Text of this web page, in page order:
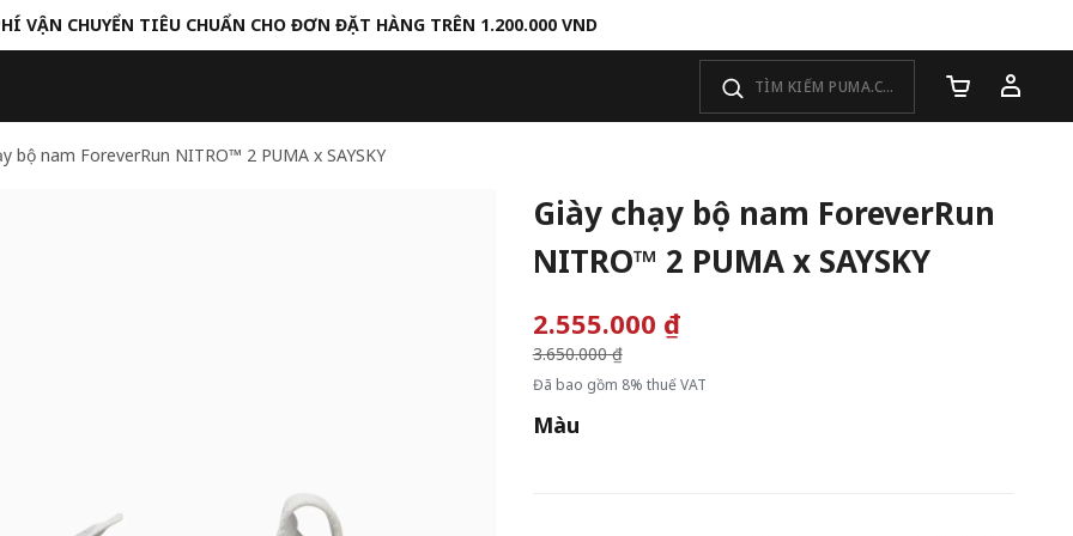
VẬN CHUYỂN TIÊU CHUẨN CHO ĐƠN ĐẶT HÀNG TRÊN 1.200.000 VND
Số lượng giỏ
bộ nam ForeverRun NITRO™ 2 PUMA x SAYSKY
Giày chạy bộ nam ForeverRun
NITRO™ 2 PUMA x SAYSKY
2.555.000 ₫Giá giảm từ
3.650.000 ₫
đến
Đã bao gồm 8% thuế VAT
Màu